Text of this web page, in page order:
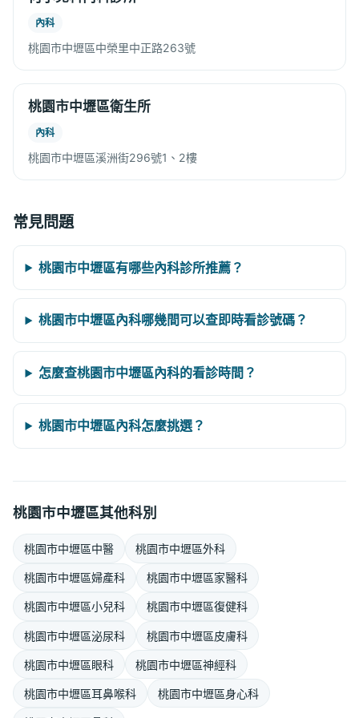
內科
桃園市中壢區中榮里中正路263號
桃園市中壢區衛生所
內科
桃園市中壢區溪洲街296號1、2樓
常見問題
桃園市中壢區有哪些內科診所推薦？
桃園市中壢區內科哪幾間可以查即時看診號碼？
怎麼查桃園市中壢區內科的看診時間？
桃園市中壢區內科怎麼挑選？
桃園市中壢區其他科別
桃園市中壢區中醫 桃園市中壢區外科
桃園市中壢區婦產科 桃園市中壢區家醫科
桃園市中壢區小兒科 桃園市中壢區復健科
桃園市中壢區泌尿科 桃園市中壢區皮膚科
桃園市中壢區眼科 桃園市中壢區神經科
桃園市中壢區耳鼻喉科 桃園市中壢區身心科